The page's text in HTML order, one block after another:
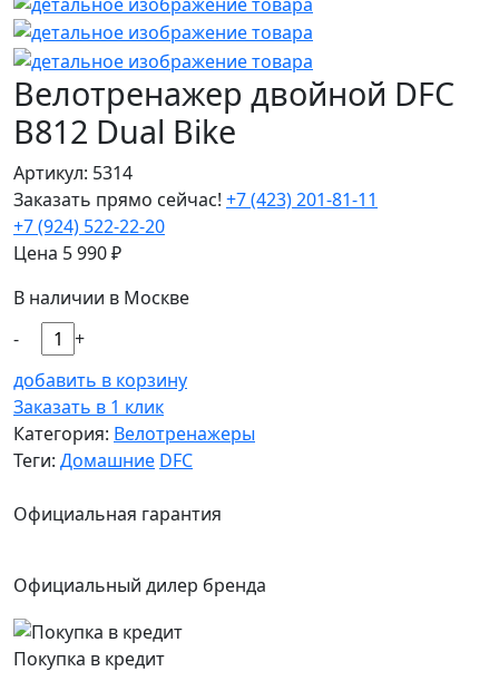
Велотренажер двойной DFC
B812 Dual Bike
Артикул: 5314
Заказать прямо сейчас! +7 (423) 201-81-11
+7 (924) 522-22-20
Цена 5 990₽
В наличии в Москве
-
+
добавить в корзину
Заказать в 1 клик
Категория: Велотренажеры
Теги: Домашние DFC
Официальная гарантия
Официальный дилер бренда
Покупка в кредит